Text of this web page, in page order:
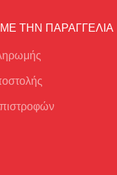
ΤΗΝ ΠΑΡΑΓΓΕΛΙΑ